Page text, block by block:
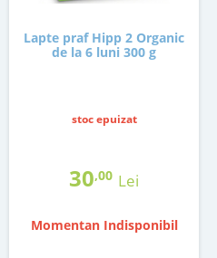
Lapte praf Hipp 2 Organic
de la 6 luni 300 g
stoc epuizat
30,00 Lei
Momentan Indisponibil